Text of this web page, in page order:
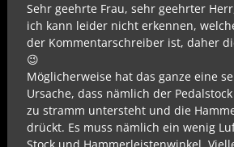
Sehr geehrte Frau, sehr geehrter
ich kann leider nicht erkennen,
der Kommentarschreiber ist, daher
😉
Möglicherweise hat das ganze eine
Ursache, dass nämlich der
zu stramm untersteht und die
drückt. Es muss nämlich ein wenig